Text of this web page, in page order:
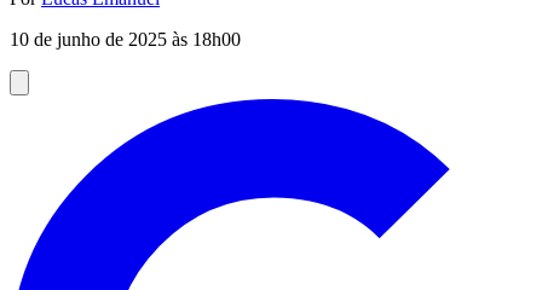
10 de junho de 2025 às 18h00